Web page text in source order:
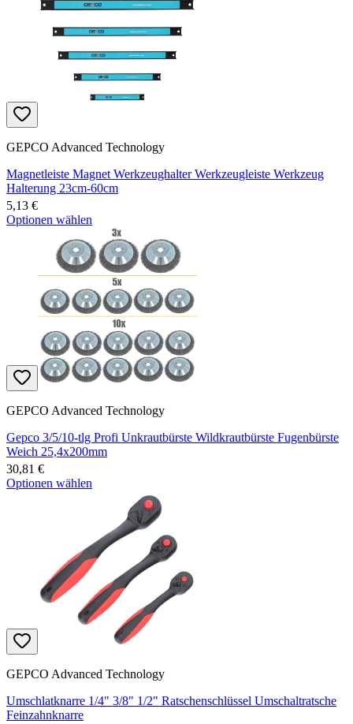
GEPCO Advanced Technology
Magnetleiste Magnet Werkzeughalter Werkzeugleiste Werkzeug
Halterung 23cm-60cm
5,13 €
Optionen wählen
GEPCO Advanced Technology
Gepco 3/5/10-tlg Profi Unkrautbürste Wildkrautbürste Fugenbürste
Weich 25,4x200mm
30,81 €
Optionen wählen
GEPCO Advanced Technology
Umschlatknarre 1/4" 3/8" 1/2" Ratschenschlüssel Umschaltratsche
Feinzahnknarre